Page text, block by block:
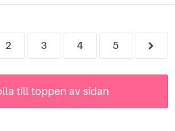
2 3 4 5
till toppen av sidan